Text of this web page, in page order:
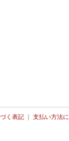
く表記 支払い方法